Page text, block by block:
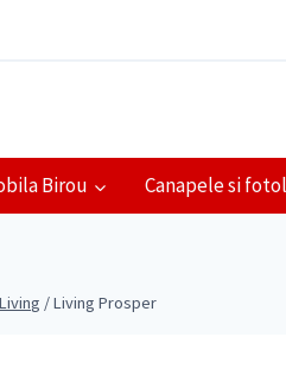
Birou Canapele si
/Living Prosper